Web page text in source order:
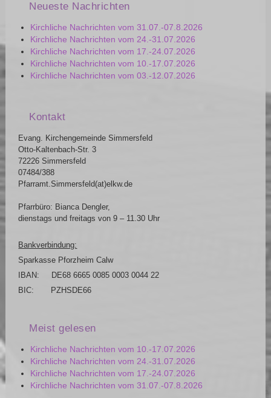
Neueste Nachrichten
Kirchliche Nachrichten vom 31.07.-07.8.2026
Kirchliche Nachrichten vom 24.-31.07.2026
Kirchliche Nachrichten vom 17.-24.07.2026
Kirchliche Nachrichten vom 10.-17.07.2026
Kirchliche Nachrichten vom 03.-12.07.2026
Kontakt
Evang. Kirchengemeinde Simmersfeld
Otto-Kaltenbach-Str. 3
72226 Simmersfeld
07484/388
Pfarramt.Simmersfeld(at)elkw.de
Pfarrbüro: Bianca Dengler,
dienstags und freitags von 9 – 11.30 Uhr
Bankverbindung:
Sparkasse Pforzheim Calw
IBAN: DE68 6665 0085 0003 0044 22
BIC: PZHSDE66
Meist gelesen
Kirchliche Nachrichten vom 10.-17.07.2026
Kirchliche Nachrichten vom 24.-31.07.2026
Kirchliche Nachrichten vom 17.-24.07.2026
Kirchliche Nachrichten vom 31.07.-07.8.2026